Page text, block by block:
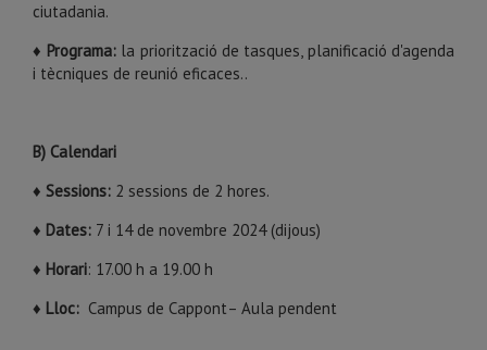
ciutadania.
♦ Programa: la priorització de tasques, planificació d'agenda
i tècniques de reunió eficaces..
B) Calendari
♦ Sessions: 2 sessions de 2 hores.
♦ Dates: 7 i 14 de novembre 2024 (dijous)
♦ Horari: 17.00 h a 19.00 h
♦ Lloc: Campus de Cappont– Aula pendent